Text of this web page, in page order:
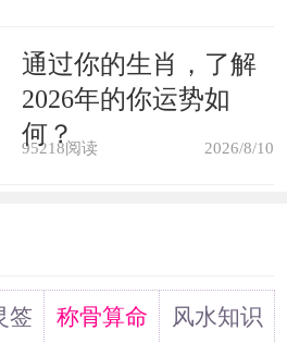
送戒指给自己，或者
预示即将结婚。
的戒指丢失了，暗示
通过你的生肖，了解
2026年的你运势如
何？
95218阅读 2026/8/10
签 称骨算命
风水知识